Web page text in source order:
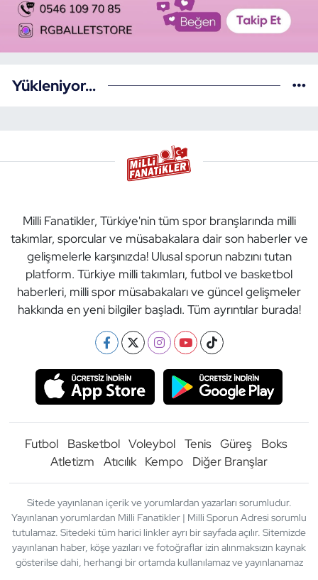
Yükleniyor...
Milli Fanatikler, Türkiye'nin tüm spor branşlarında milli
takımlar, sporcular ve müsabakalara dair son haberler ve
gelişmelerle karşınızda! Ulusal sporun nabzını tutan
platform. Türkiye milli takımları, futbol ve basketbol
haberleri, milli spor müsabakaları ve güncel gelişmeler
hakkında en yeni bilgiler başladı. Tüm ayrıntılar burada!
Futbol Basketbol Voleybol Tenis Güreş
Boks
Atletizm
Atıcılık Kempo Diğer Branşlar
Sitede yayınlanan içerik ve yorumlardan yazarları sorumludur.
Yayınlanan yorumlardan Milli Fanatikler | Milli Sporun Adresi sorumlu
tutulamaz. Sitedeki tüm harici linkler ayrı bir sayfada açılır. Sitemizde
yayınlanan haber, köşe yazıları ve fotoğraflar izin alınmaksızın kaynak
gösterilse dahi, herhangi bir ortamda kullanılamaz ve yayınlanamaz